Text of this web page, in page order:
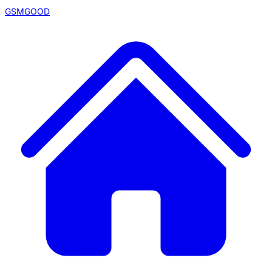
GSMGOOD